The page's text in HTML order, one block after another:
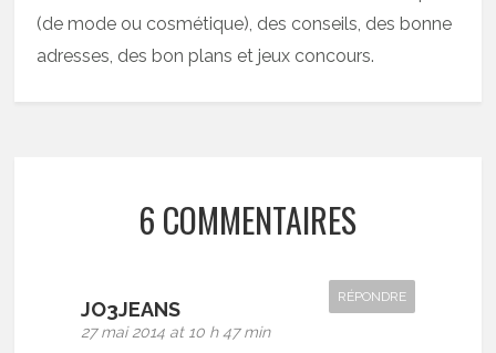
(de mode ou cosmétique), des conseils, des bonne
adresses, des bon plans et jeux concours.
6 COMMENTAIRES
JO3JEANS
27 mai 2014 at 10 h 47 min
RÉPONDRE